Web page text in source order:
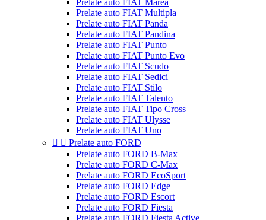
Prelate auto FIAT Marea
Prelate auto FIAT Multipla
Prelate auto FIAT Panda
Prelate auto FIAT Pandina
Prelate auto FIAT Punto
Prelate auto FIAT Punto Evo
Prelate auto FIAT Scudo
Prelate auto FIAT Sedici
Prelate auto FIAT Stilo
Prelate auto FIAT Talento
Prelate auto FIAT Tipo Cross
Prelate auto FIAT Ulysse
Prelate auto FIAT Uno
  Prelate auto FORD
Prelate auto FORD B-Max
Prelate auto FORD C-Max
Prelate auto FORD EcoSport
Prelate auto FORD Edge
Prelate auto FORD Escort
Prelate auto FORD Fiesta
Prelate auto FORD Fiesta Active